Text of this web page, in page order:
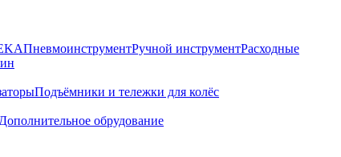
ПневмоинструментРучной инструментРасходные
Подъёмники и тележки для колёс
Дополнительное обрудование